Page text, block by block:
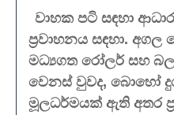
වාහක පටි සඳහා
ප්‍රවාහනය සඳහා.
මධ්‍යගත රෝලර් සහ
වෙනස් වුවද, බොහෝ
මූලධර්මයක් ඇති අතර